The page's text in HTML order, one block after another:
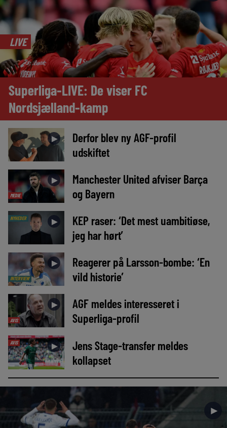
LIVE
Superliga-LIVE: De viser FC
Nordsjælland-kamp
►
Derfor blev ny AGF-profil
udskiftet
MEDIE
►
Manchester United afviser Barça
og Bayern
NYHEDER ►
KEP raser: ‘Det mest uambitiøse,
jeg har hørt’
INTERVIEW
►
Reagerer på Larsson-bombe: ‘En
vild historie’
AVIS
►
AGF meldes interesseret i
Superliga-profil
AVIS ►
Jens Stage-transfer meldes
kollapset
►